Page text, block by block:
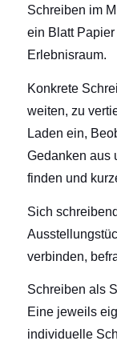
Schreiben im
ein Blatt
Erlebnisraum.
Konkrete
weiten, zu
Laden ein,
Gedanken aus
finden und
Sich
verbinden,
Schreiben als
Eine jeweils
individuelle